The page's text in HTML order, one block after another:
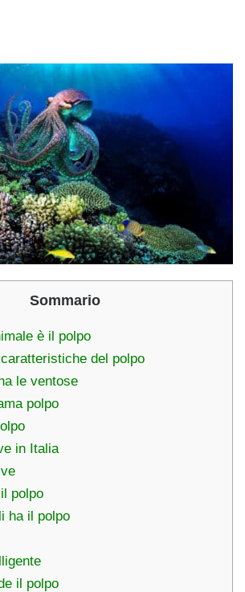
Sommario
è il polpo
del polpo
le ventose
polpo
in Italia
polpo
ha il polpo
il polpo